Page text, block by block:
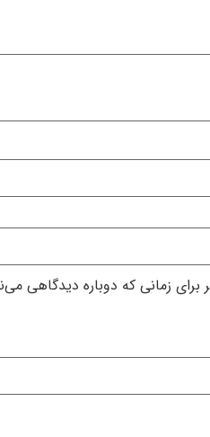
برای زمانی که دوباره دیدگاهی